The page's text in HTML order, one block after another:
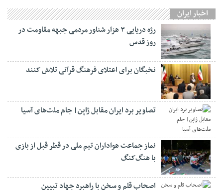
اخبار ایران
رژه دریایی ۳ هزار شناور مردمی جبهه مقاومت در
روز قدس
نخبگان برای اعتلای فرهنگ قرآنی تلاش کنند
تصاویر برد ایران مقابل ژاپن| جام ملت‌های آسیا
نماز جماعت هواداران تیم ملی در قطر قبل از بازی
با هنگ‌کنگ
اصحاب قلم و سخن با راهبرد جهاد تبیین